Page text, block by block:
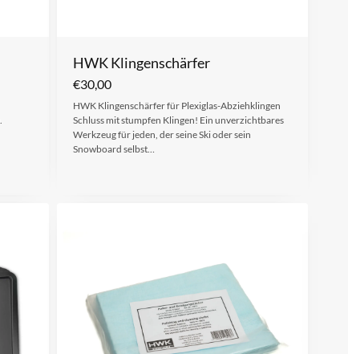
HWK Klingenschärfer
€30,00
HWK Klingenschärfer für Plexiglas-Abziehklingen
Schluss mit stumpfen Klingen! Ein unverzichtbares
Werkzeug für jeden, der seine Ski oder sein
Snowboard selbst…